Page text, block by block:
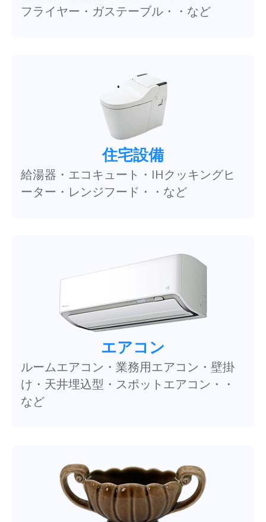
フライヤー・ガステーブル・・など
住宅設備
給湯器・エコキュート・IHクッキングヒ
ーター・レンジフード・・など
エアコン
ルームエアコン・業務用エアコン・壁掛
け・天井埋込型・スポットエアコン・・
など